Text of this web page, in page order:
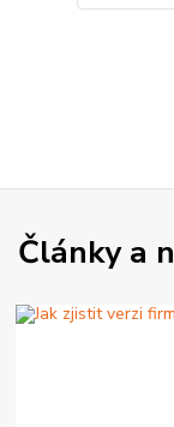
Články a